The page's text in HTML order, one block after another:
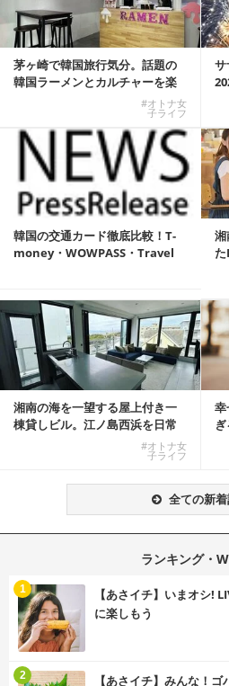
茅ヶ崎で韓国旅行気分。話題の
韓国ラーメンとカルチャーを楽
#オトナ女
子ライフ
サ
韓国の交通カード徹底比較！T-
money・WOWPASS・Travel
湘
た
湘南の海を一望する屋上付き一
棟貸しビル。江ノ島西浜を日常
#オトナ女
子ライフ
幸
全ての新
ランキング・
【あさイチ】いまオシ!
に楽しもう
1
【あさイチ】みんな！
2